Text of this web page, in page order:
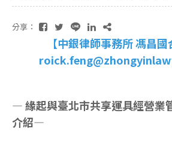
分享：
【中銀律師事務所 馮昌國
— 緣起與臺北市共享運具經營業
介紹—